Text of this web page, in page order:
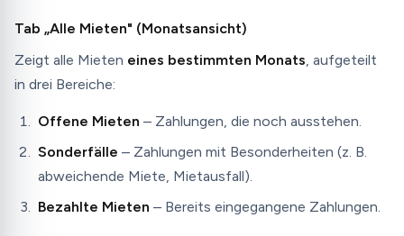
Tab „Alle Mieten" (Monatsansicht)
Zeigt alle Mieten eines bestimmten Monats, aufgeteilt
in drei Bereiche:
Offene Mieten – Zahlungen, die noch ausstehen.
Sonderfälle – Zahlungen mit Besonderheiten (z. B.
abweichende Miete, Mietausfall).
Bezahlte Mieten – Bereits eingegangene Zahlungen.